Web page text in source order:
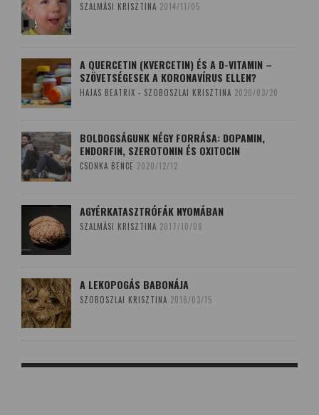
SZALMÁSI KRISZTINA 2014/11/05
A QUERCETIN (KVERCETIN) ÉS A D-VITAMIN –
SZÖVETSÉGESEK A KORONAVÍRUS ELLEN?
HAJAS BEATRIX - SZOBOSZLAI KRISZTINA 2020/03/20
BOLDOGSÁGUNK NÉGY FORRÁSA: DOPAMIN,
ENDORFIN, SZEROTONIN ÉS OXITOCIN
CSONKA BENCE 2020/12/12
AGYÉRKATASZTRÓFÁK NYOMÁBAN
SZALMÁSI KRISZTINA 2017/10/08
A LEKOPOGÁS BABONÁJA
SZOBOSZLAI KRISZTINA 2018/03/15